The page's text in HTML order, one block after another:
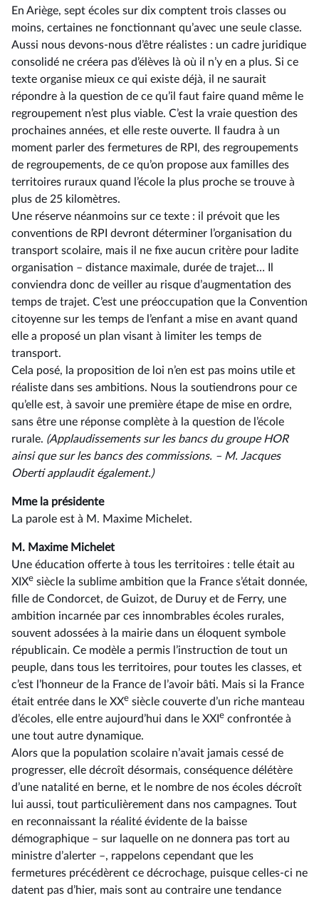
En Ariège, sept écoles sur dix comptent trois classes ou
moins, certaines ne fonctionnant qu’avec une seule classe.
Aussi nous devons-nous d’être réalistes : un cadre juridique
consolidé ne créera pas d’élèves là où il n’y en a plus. Si ce
texte organise mieux ce qui existe déjà, il ne saurait
répondre à la question de ce qu’il faut faire quand même le
regroupement n’est plus viable. C’est la vraie question des
prochaines années, et elle reste ouverte. Il faudra à un
moment parler des fermetures de RPI, des regroupements
de regroupements, de ce qu’on propose aux familles des
territoires ruraux quand l’école la plus proche se trouve à
plus de 25 kilomètres.
Une réserve néanmoins sur ce texte : il prévoit que les
conventions de RPI devront déterminer l’organisation du
transport scolaire, mais il ne fixe aucun critère pour ladite
organisation –⁠ distance maximale, durée de trajet… Il
conviendra donc de veiller au risque d’augmentation des
temps de trajet. C’est une préoccupation que la Convention
citoyenne sur les temps de l’enfant a mise en avant quand
elle a proposé un plan visant à limiter les temps de
transport.
Cela posé, la proposition de loi n’en est pas moins utile et
réaliste dans ses ambitions. Nous la soutiendrons pour ce
qu’elle est, à savoir une première étape de mise en ordre,
sans être une réponse complète à la question de l’école
rurale. (Applaudissements sur les bancs du groupe HOR
ainsiquesurlesbancsdescommissions. –⁠ M. Jacques
Oberti applaudit également.)
Mme la présidente
La parole est à M. Maxime Michelet.
M. Maxime Michelet
Une éducation offerte à tous les territoires : telle était au
XIXe siècle la sublime ambition que la France s’était donnée,
fille de Condorcet, de Guizot, de Duruy et de Ferry, une
ambition incarnée par ces innombrables écoles rurales,
souvent adossées à la mairie dans un éloquent symbole
républicain. Ce modèle a permis l’instruction de tout un
peuple, dans tous les territoires, pour toutes les classes, et
c’est l’honneur de la France de l’avoir bâti. Mais si la France
était entrée dans le XXe siècle couverte d’un riche manteau
d’écoles, elle entre aujourd’hui dans le XXI e confrontée à
une tout autre dynamique.
Alors que la population scolaire n’avait jamais cessé de
progresser, elle décroît désormais, conséquence délétère
d’une natalité en berne, et le nombre de nos écoles décroît
lui aussi, tout particulièrement dans nos campagnes. Tout
en reconnaissant la réalité évidente de la baisse
démographique –⁠ sur laquelle on ne donnera pas tort au
ministre d’alerter –, rappelons cependant que les
fermetures précédèrent ce décrochage, puisque celles-ci ne
datent pas d’hier, mais sont au contraire une tendance